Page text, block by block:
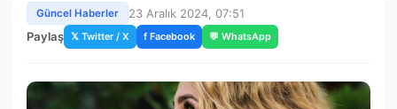
Güncel Haberler
23 Aralık 2024, 07:51
Paylaş 𝕏 Twitter / X f Facebook 💬 WhatsApp